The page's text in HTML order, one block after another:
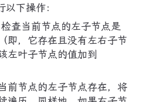
下操作：
查当前节点的左子节点是
即，它存在且没有左右子节
左叶子节点的值加到
前节点的左子节点存在，将